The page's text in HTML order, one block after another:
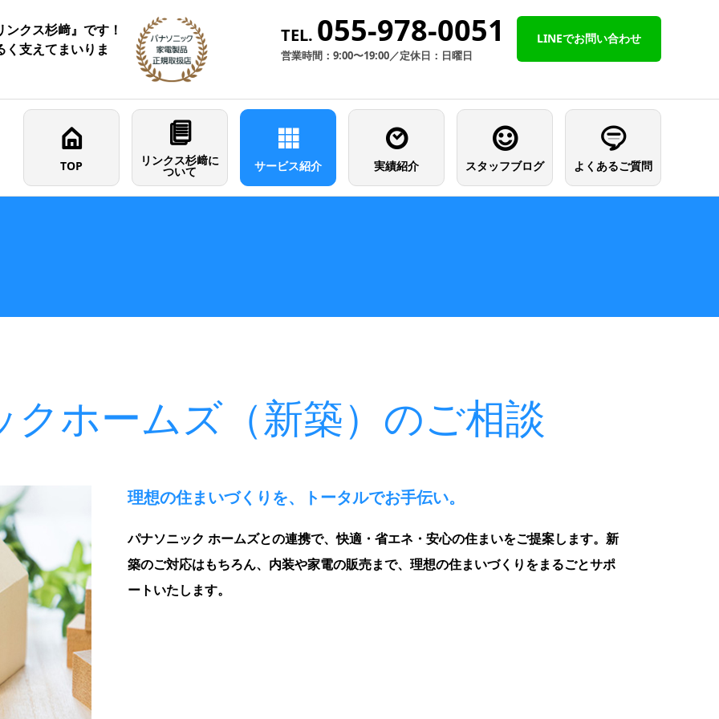
クス杉﨑』です！
支えてまいりま
TEL. 055-978-0051
営業時間：9:00〜19:00／定休日：日曜日
LINEでお問い合わせ
TOP リンクス杉﨑に
ついて サービス紹介 実績紹介 スタッフブログ よくあるご質問
クホームズ（新築）のご相談
理想の住まいづくりを、トータルでお手伝い。
パナソニック ホームズとの連携で、快適・省エネ・安心の住まいをご提案します。新
築のご対応はもちろん、内装や家電の販売まで、理想の住まいづくりをまるごとサポ
ートいたします。